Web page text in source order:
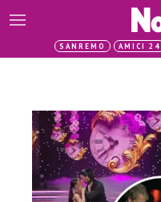
SANREMO AMICI 24